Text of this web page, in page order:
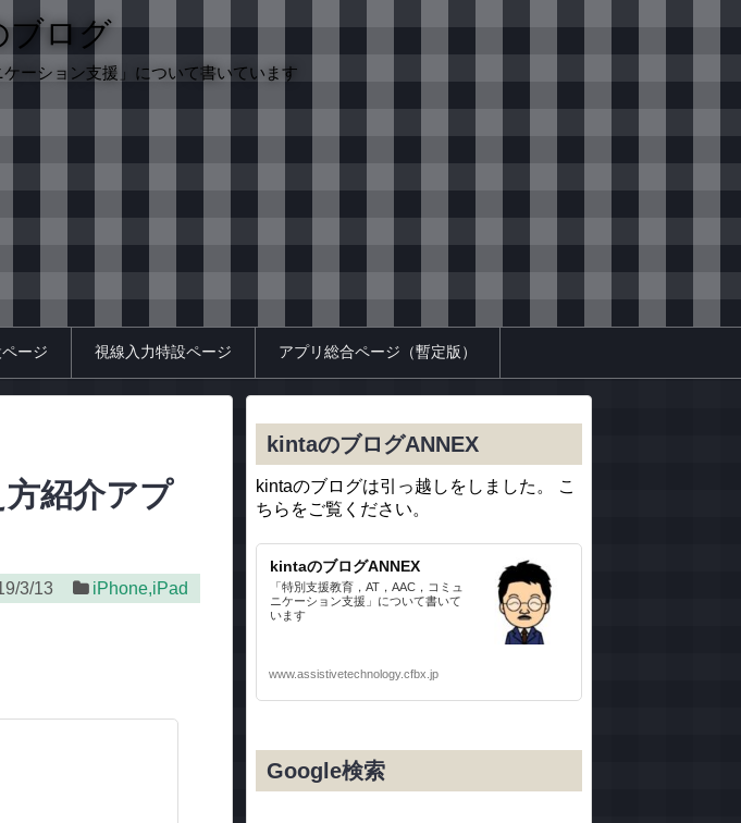
ブログ
ーション支援」について書いています
ージ 視線入力特設ページ アプリ総合ページ（暫定版）
紹介アプ
3/13 iPhone,iPad
kintaのブログANNEX
kintaのブログは引っ越しをしました。 こ
ちらをご覧ください。
kintaのブログANNEX
「特別支援教育，AT，AAC，コミュ
ニケーション支援」について書いて
います
www.assistivetechnology.cfbx.jp
Google検索